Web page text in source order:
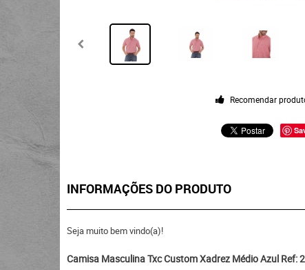
Recomendar
INFORMAÇÕES DO PRODUTO
Seja muito bem vindo(a)!
Camisa Masculina Txc Custom Xadrez Médio Azul Ref: